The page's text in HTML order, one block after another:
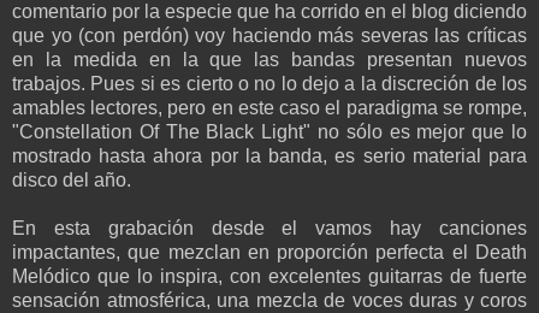
comentario por la especie que ha corrido en el blog diciendo
que yo (con perdón) voy haciendo más severas las críticas
en la medida en la que las bandas presentan nuevos
trabajos. Pues si es cierto o no lo dejo a la discreción de los
amables lectores, pero en este caso el paradigma se rompe,
"Constellation Of The Black Light" no sólo es mejor que lo
mostrado hasta ahora por la banda, es serio material para
disco del año.
En esta grabación desde el vamos hay canciones
impactantes, que mezclan en proporción perfecta el Death
Melódico que lo inspira, con excelentes guitarras de fuerte
sensación atmosférica, una mezcla de voces duras y coros